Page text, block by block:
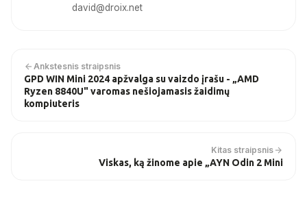
david@droix.net
Ankstesnis straipsnis
GPD WIN Mini 2024 apžvalga su vaizdo įrašu - „AMD
Ryzen 8840U" varomas nešiojamasis žaidimų
kompiuteris
Kitas straipsnis
Viskas, ką žinome apie „AYN Odin 2 Mini